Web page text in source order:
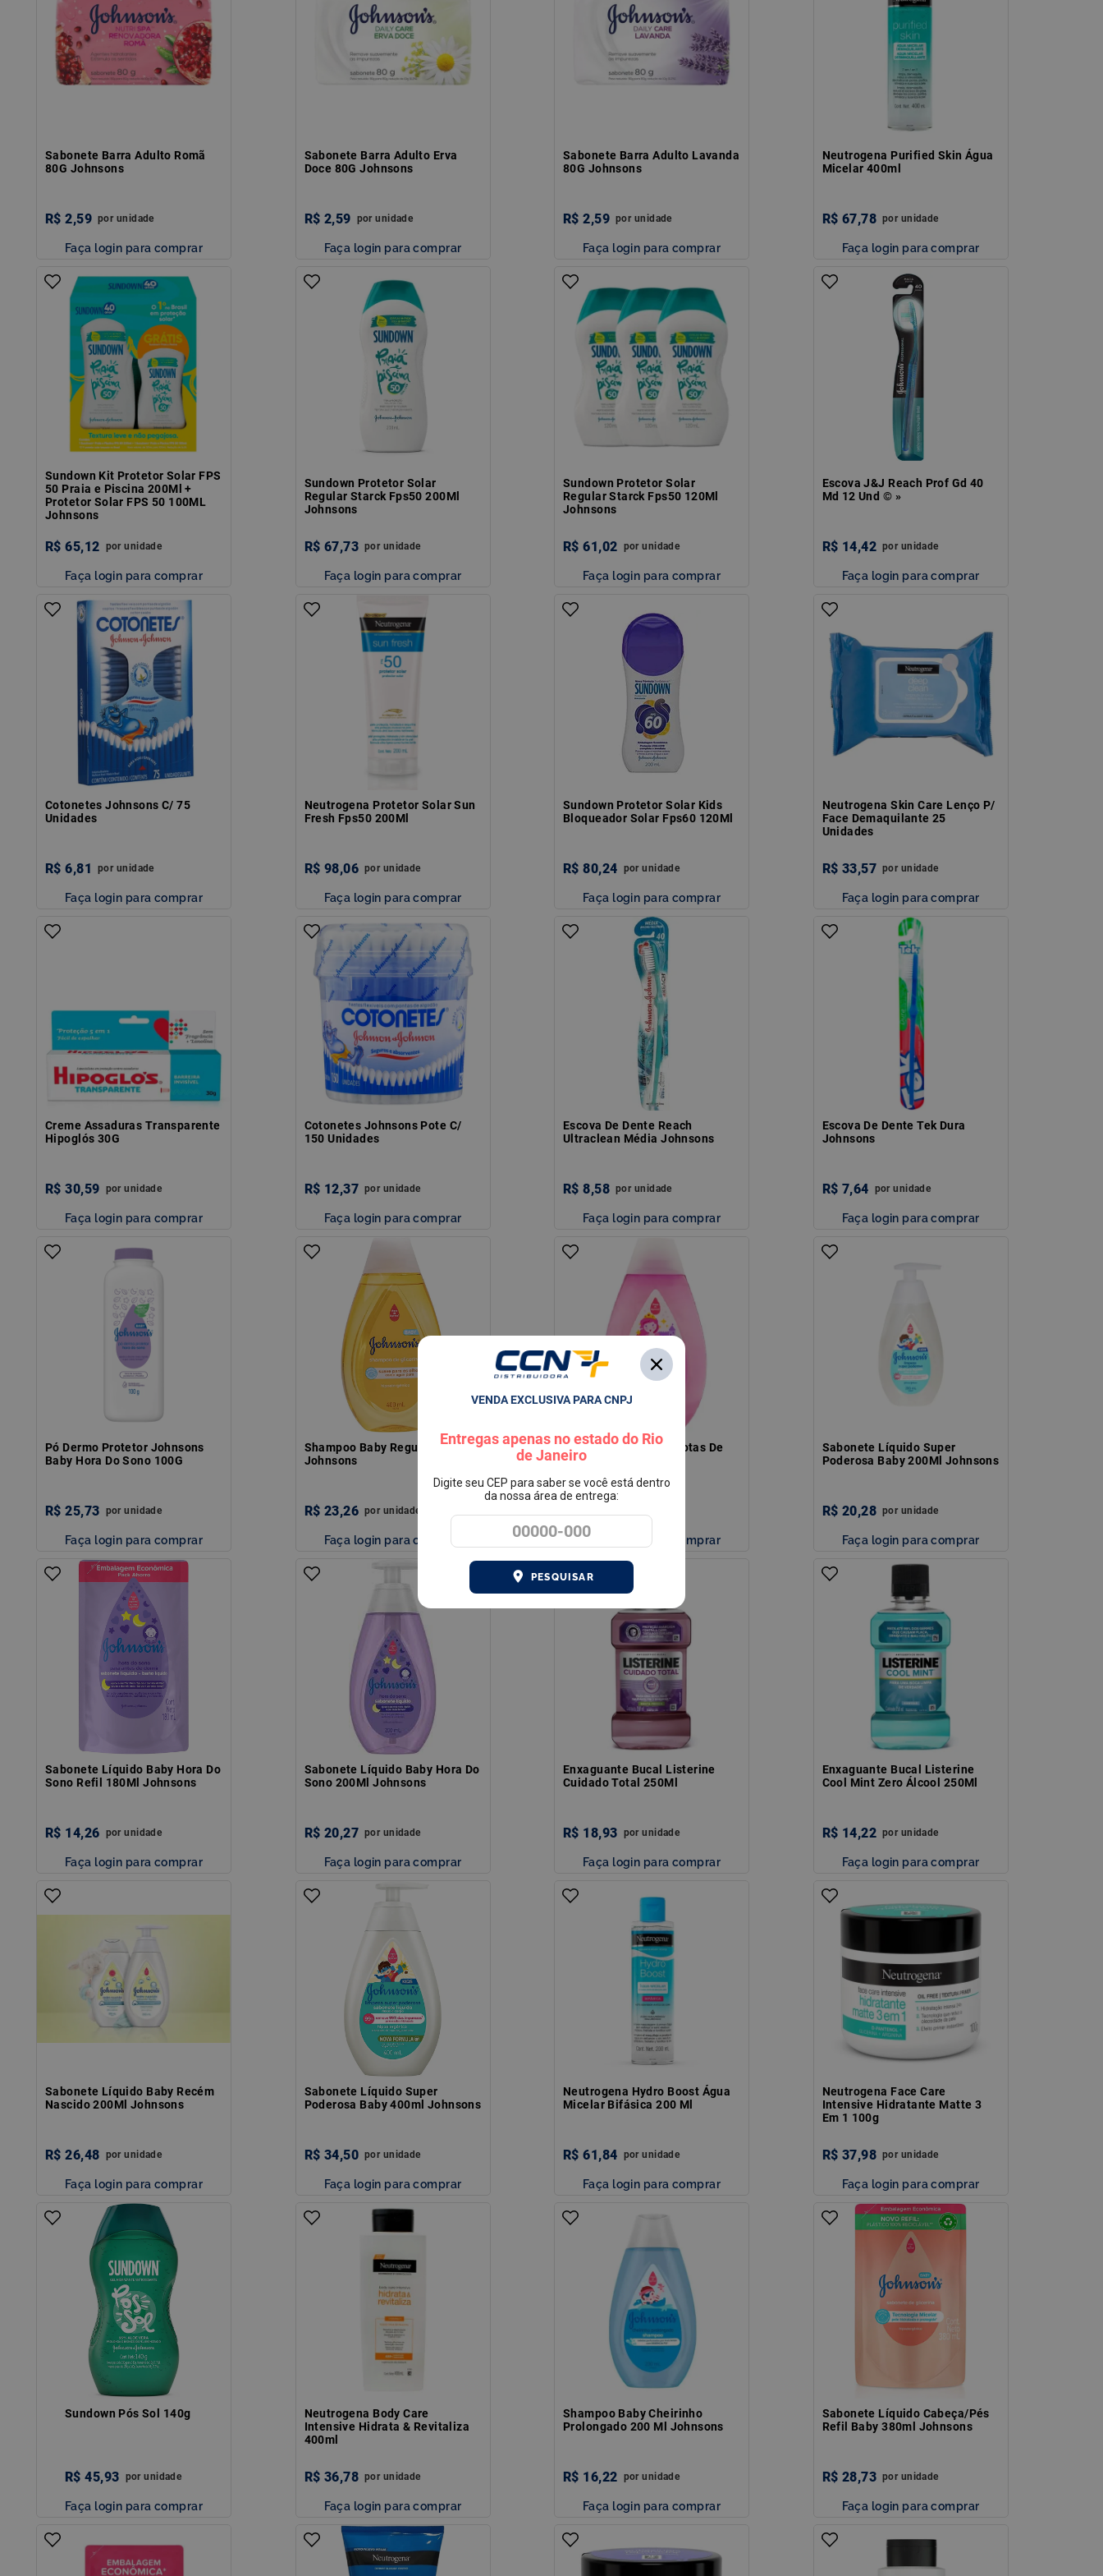
VENDA EXCLUSIVA PARA CNPJ
Entregas apenas no estado do Rio
de Janeiro
Digite seu CEP para saber se você está dentro
da nossa área de entrega:
PESQUISAR
Sabonete Barra Adulto Romã
80G Johnsons
R$ 2,59 por unidade
Faça login para comprar
Sabonete Barra Adulto Erva
Doce 80G Johnsons
R$ 2,59 porunidade
Faça login para comprar
Sabonete Barra Adulto Lavanda
80G Johnsons
R$ 2,59 por unidade
Faça login para comprar
Neutrogena Purified Skin Água
Micelar 400ml
R$ 67,78 por unidade
Faça login para comprar
Sundown Kit Protetor Solar FPS
50 Praia e Piscina 200Ml +
Protetor Solar FPS 50 100ML
Johnsons
R$ 65,12 porunidade
Faça login para comprar
Sundown Protetor Solar
Regular Starck Fps50 200Ml
Johnsons
R$ 67,73 por unidade
Faça login para comprar
Sundown Protetor Solar
Regular Starck Fps50 120Ml
Johnsons
R$ 61,02 porunidade
Faça login para comprar
Escova J&J Reach Prof Gd 40
Md 12 Und © »
R$ 14,42 por unidade
Faça login para comprar
Cotonetes Johnsons C/ 75
Unidades
R$ 6,81 por unidade
Faça login para comprar
Neutrogena Protetor Solar Sun
Fresh Fps50 200Ml
R$ 98,06 por unidade
Faça login para comprar
Sundown Protetor Solar Kids
Bloqueador Solar Fps60 120Ml
R$ 80,24 porunidade
Faça login para comprar
Neutrogena Skin Care Lenço P/
Face Demaquilante 25
Unidades
R$ 33,57 por unidade
Faça login para comprar
Creme Assaduras Transparente
Hipoglós 30G
R$ 30,59 porunidade
Faça login para comprar
Cotonetes Johnsons Pote C/
150 Unidades
R$ 12,37 por unidade
Faça login para comprar
Escova De Dente Reach
Ultraclean Média Johnsons
R$ 8,58 por unidade
Faça login para comprar
Escova De Dente Tek Dura
Johnsons
R$ 7,64 porunidade
Faça login para comprar
Pó Dermo Protetor Johnsons
Baby Hora Do Sono 100G
R$ 25,73 porunidade
Faça login para comprar
Shampoo Baby Regular 400Ml
Johnsons
R$ 23,26 por unidade
Faça login para comprar
Shampoo J&J Baby Gotas De
Brilho 400Ml
R$ 23,26
Faça login para comprar
Sabonete Líquido Super
Poderosa Baby 200Ml Johnsons
R$ 20,28 por unidade
Faça login para comprar
Sabonete Líquido Baby Hora Do
Sono Refil 180Ml Johnsons
R$ 14,26 porunidade
Faça login para comprar
Sabonete Líquido Baby Hora Do
Sono 200Ml Johnsons
R$ 20,27 por unidade
Faça login para comprar
Enxaguante Bucal Listerine
Cuidado Total 250Ml
R$ 18,93 porunidade
Faça login para comprar
Enxaguante Bucal Listerine
Cool Mint Zero Álcool 250Ml
R$ 14,22 por unidade
Faça login para comprar
Sabonete Líquido Baby Recém
Nascido 200Ml Johnsons
R$ 26,48 porunidade
Faça login para comprar
Sabonete Líquido Super
Poderosa Baby 400ml Johnsons
R$ 34,50 por unidade
Faça login para comprar
Neutrogena Hydro Boost Água
Micelar Bifásica 200 Ml
R$ 61,84 porunidade
Faça login para comprar
Neutrogena Face Care
Intensive Hidratante Matte 3
Em 1 100g
R$ 37,98 por unidade
Faça login para comprar
Sundown Pós Sol 140g
R$ 45,93 porunidade
Faça login para comprar
Neutrogena Body Care
Intensive Hidrata & Revitaliza
400ml
R$ 36,78 por unidade
Faça login para comprar
Shampoo Baby Cheirinho
Prolongado 200 Ml Johnsons
R$ 16,22 porunidade
Faça login para comprar
Sabonete Líquido Cabeça/Pés
Refil Baby 380ml Johnsons
R$ 28,73 por unidade
Faça login para comprar